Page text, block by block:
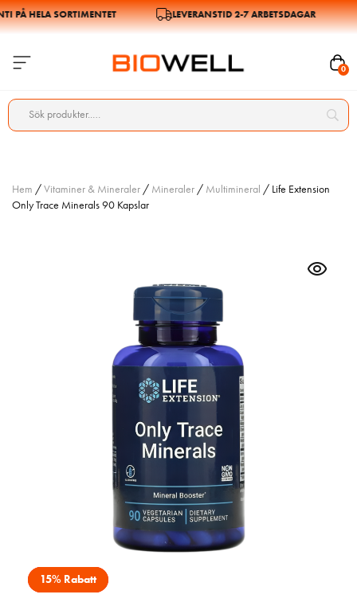
HELA SORTIMENTET LEVERANSTID 2-7 ARBETSDAGAR
0
Hem /Vitaminer & Mineraler / Mineraler / Multimineral / Life Extension
Only Trace Minerals 90 Kapslar
15% Rabatt